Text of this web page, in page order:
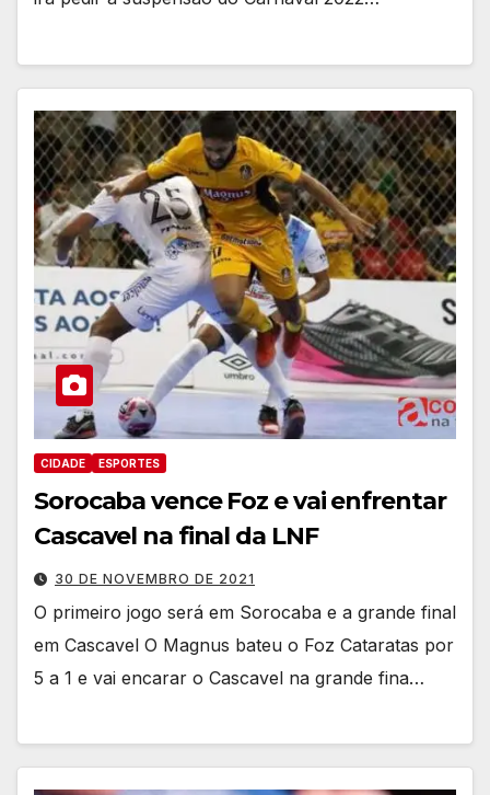
CIDADE ESPORTES
Sorocaba vence Foz e vai enfrentar
Cascavel na final da LNF
30 DE NOVEMBRO DE 2021
O primeiro jogo será em Sorocaba e a grande final
em Cascavel O Magnus bateu o Foz Cataratas por
5 a 1 e vai encarar o Cascavel na grande fina…